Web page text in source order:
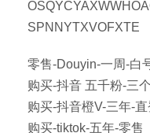
SPNNYTXVOFXTE
零售-Douyin-一周-白
购买-抖音 五千粉-三
购买-抖音橙V-三年-
购买-tiktok-五年-零售